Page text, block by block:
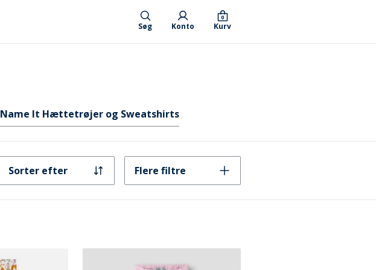
Søg Konto Kurv
0
Name It Hættetrøjer og Sweatshirts
Sorter efter Flere filtre